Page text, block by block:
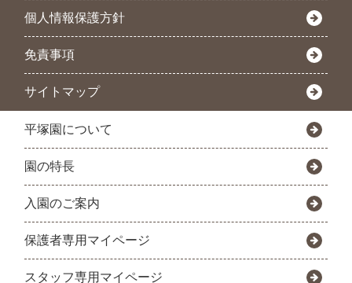
個人情報保護方針
免責事項
サイトマップ
平塚園について
園の特長
入園のご案内
保護者専用マイページ
スタッフ専用マイページ